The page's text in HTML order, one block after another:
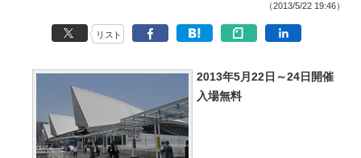
（2013/5/22 19:46）
リスト
2013年5月22日～24日開催
入場無料